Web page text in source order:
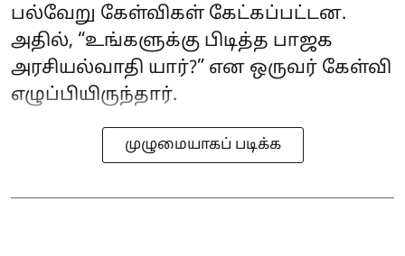
பல்வேறு கேள்விகள் கேட்கப்பட்டன.
அதில், “உங்களுக்கு பிடித்த பாஜக
அரசியல்வாதி யார்?” என ஒருவர் கேள்வி
எழுப்பியிருந்தார்.
முழுமையாகப் படிக்க